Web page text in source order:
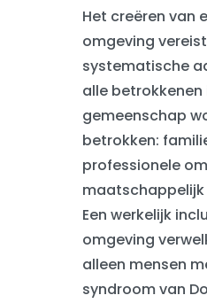
Het creëren van
omgeving
systematische
alle betrokkenen
gemeenschap
betrokken:
professionele
Een werkelijk
omgeving
alleen mensen
syndroom van